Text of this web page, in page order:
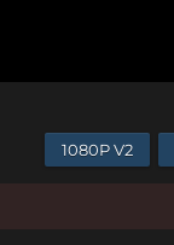
1080P V2